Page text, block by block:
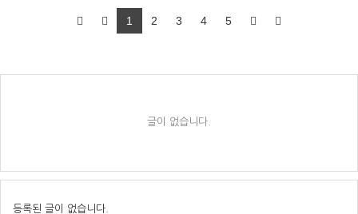
1 2 3 4 5
글이 없습니다.
등록된 글이 없습니다.